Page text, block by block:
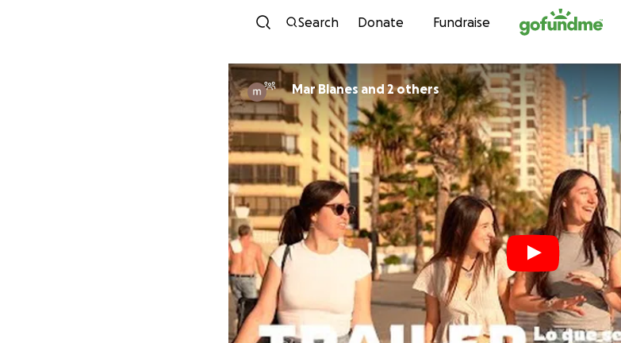
Skip to content
Search Donate Fundraise
Mar Blanes and 2 others